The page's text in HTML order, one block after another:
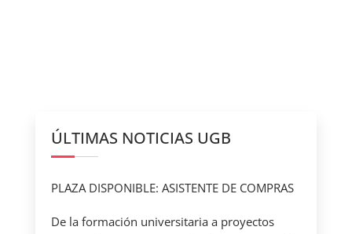
ÚLTIMAS NOTICIAS UGB
PLAZA DISPONIBLE: ASISTENTE DE COMPRAS
De la formación universitaria a proyectos